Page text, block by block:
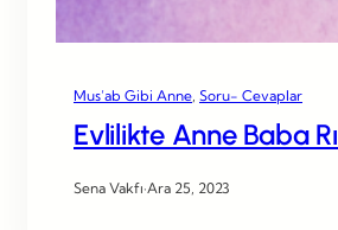
Mus’ab Gibi Anne Soru- Cevaplar
Evlilikte Anne Baba
Sena Vakfı·Ara 25, 2023